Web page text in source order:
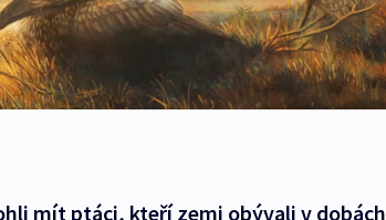
mít ptáci, kteří zemi obývali v dobách